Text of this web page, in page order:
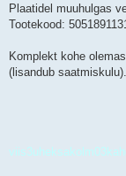
Plaatidel muuhulgas
Tootekood:
Komplekt kohe
(lisandub saatmiskulu).